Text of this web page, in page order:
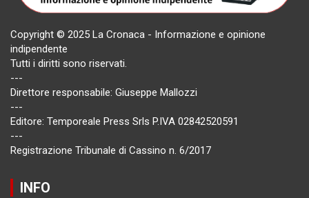
Copyright © 2025 La Cronaca - Informazione e opinione
indipendente
Tutti i diritti sono riservati.
---
Direttore responsabile: Giuseppe Mallozzi
---
Editore: Temporeale Press Srls P.IVA 02842520591
---
Registrazione Tribunale di Cassino n. 6/2017
INFO